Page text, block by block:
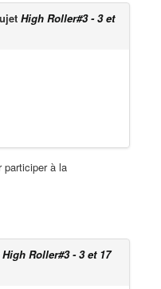
High Roller#3 - 3 et
à la
High Roller#3 - 3 et 17